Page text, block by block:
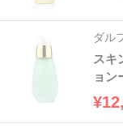
ダル
スキ
ョン